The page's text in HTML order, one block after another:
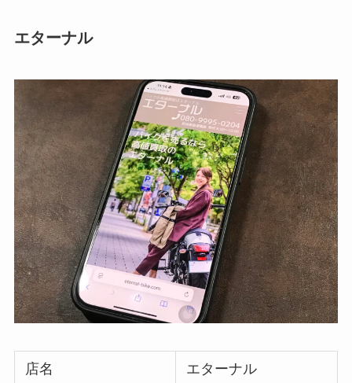
エターナル
店名 エターナル